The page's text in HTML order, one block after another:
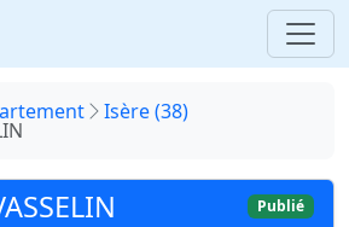
Isère (38)
Publié